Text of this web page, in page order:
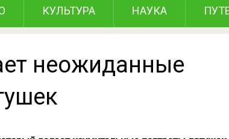
КУЛЬТУРА НАУКА
неожиданные